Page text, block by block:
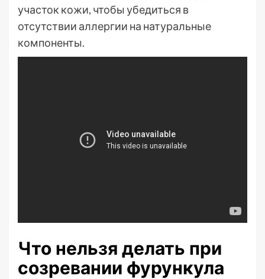
участок кожи, чтобы убедиться в
отсутствии аллергии на натуральные
компоненты.
Что нельзя делать при
созревании фурункула